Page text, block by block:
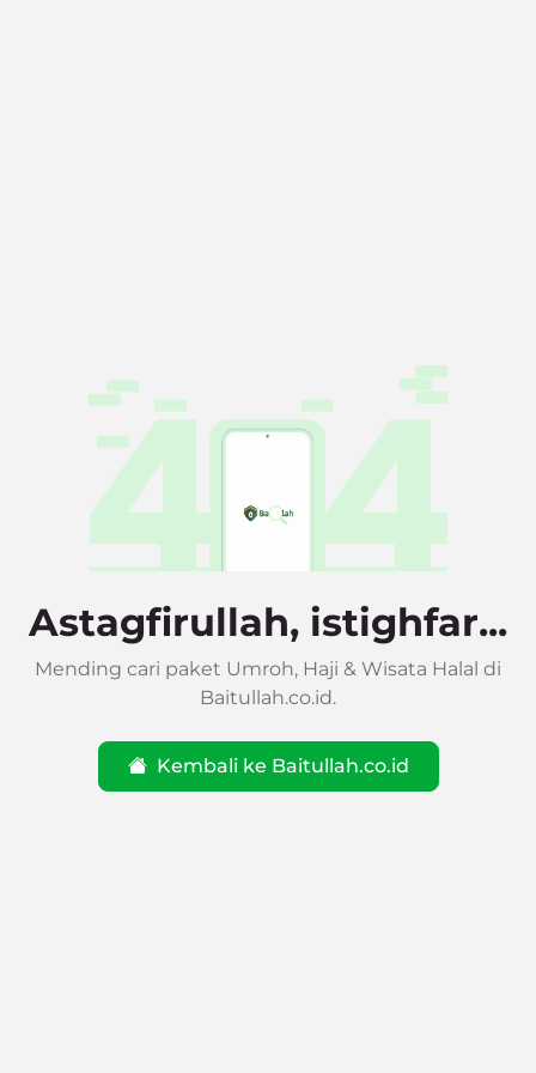
Astagfirullah, istighfar...
Mending cari paket Umroh, Haji & Wisata Halal di
Baitullah.co.id.
Kembali ke Baitullah.co.id